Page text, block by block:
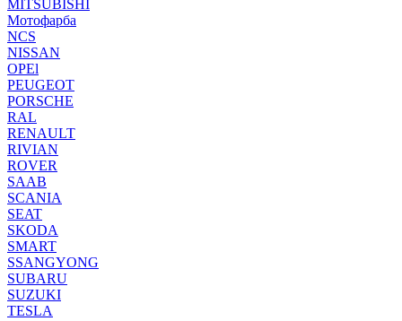
MITSUBISHI
Мотофарба
NCS
NISSAN
OPEl
PEUGEOT
PORSCHE
RAL
RENAULT
RIVIAN
ROVER
SAAB
SCANIA
SEAT
SKODA
SMART
SSANGYONG
SUBARU
SUZUKI
TESLA